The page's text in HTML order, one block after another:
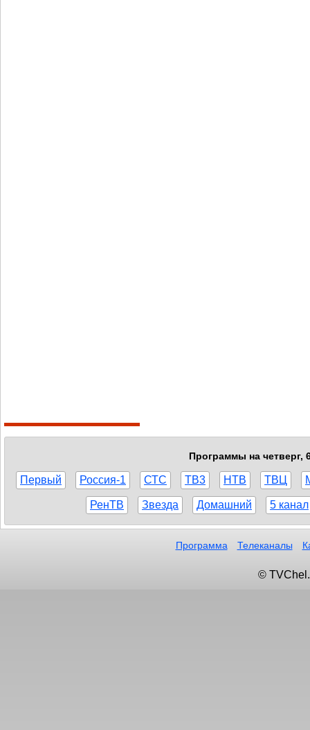
Программы на четверг,
Первый Россия-1 СТС ТВ3 НТВ ТВЦ
РенТВ Звезда Домашний 5 канал
Программа Телеканалы
©